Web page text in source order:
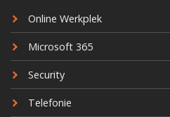
Online Werkplek
Microsoft 365
Security
Telefonie